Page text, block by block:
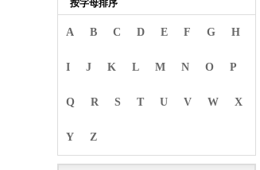
按字母排序
A B C D E F G H
I J K L M N O P
Q R S T U V W X
Y Z